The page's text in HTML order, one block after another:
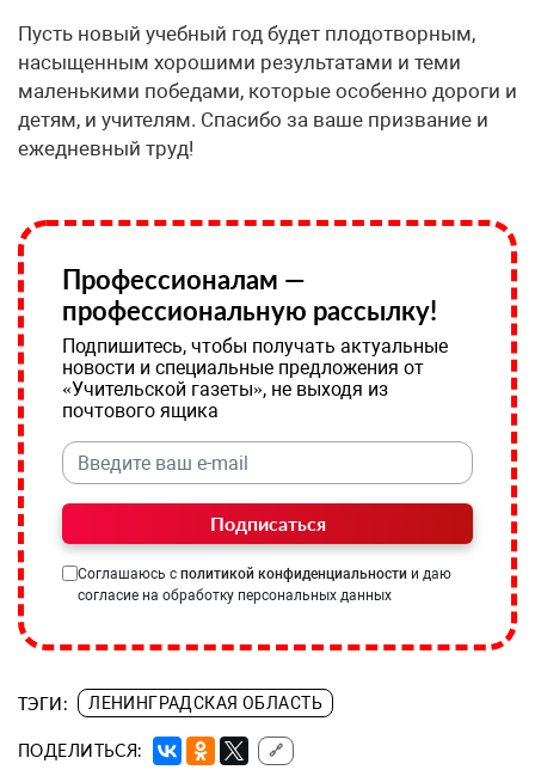
Пусть новый учебный год будет плодотворным,
насыщенным хорошими результатами и теми
маленькими победами, которые особенно дороги и
детям, и учителям. Спасибо за ваше призвание и
ежедневный труд!
Профессионалам —
профессиональную рассылку!
Подпишитесь, чтобы получать актуальные
новости и специальные предложения от
«Учительской газеты», не выходя из
почтового ящика
Подписаться
Соглашаюсь с политикой конфиденциальности и даю
согласие на обработку персональных данных
ТЭГИ: ЛЕНИНГРАДСКАЯ ОБЛАСТЬ
ПОДЕЛИТЬСЯ: 🔗